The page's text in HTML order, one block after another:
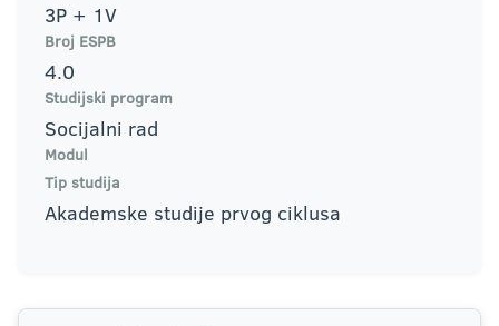
3P + 1V
Broj ESPB
4.0
Studijski program
Socijalni rad
Modul
Tip studija
Akademske studije prvog ciklusa